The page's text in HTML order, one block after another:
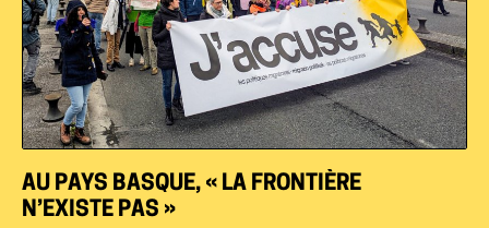
AU PAYS BASQUE, « LA FRONTIÈRE
N’EXISTE PAS »